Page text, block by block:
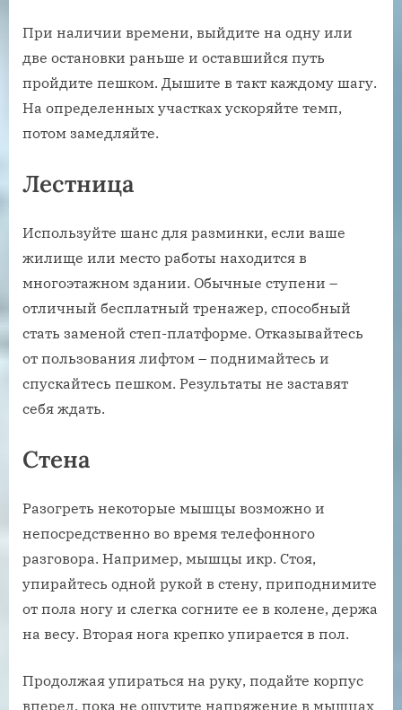
При наличии времени, выйдите на одну или
две остановки раньше и оставшийся путь
пройдите пешком. Дышите в такт каждому шагу.
На определенных участках ускоряйте темп,
потом замедляйте.
Лестница
Используйте шанс для разминки, если ваше
жилище или место работы находится в
многоэтажном здании. Обычные ступени –
отличный бесплатный тренажер, способный
стать заменой степ-платформе. Отказывайтесь
от пользования лифтом – поднимайтесь и
спускайтесь пешком. Результаты не заставят
себя ждать.
Стена
Разогреть некоторые мышцы возможно и
непосредственно во время телефонного
разговора. Например, мышцы икр. Стоя,
упирайтесь одной рукой в стену, приподнимите
от пола ногу и слегка согните ее в колене, держа
на весу. Вторая нога крепко упирается в пол.
Продолжая упираться на руку, подайте корпус
вперед, пока не ощутите напряжение в мышцах